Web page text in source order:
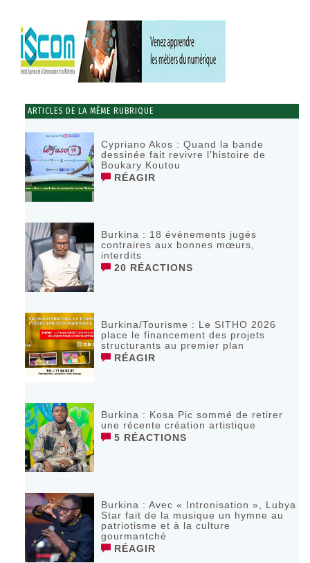
ARTICLES DE LA MÊME RUBRIQUE
Cypriano Akos : Quand la bande
dessinée fait revivre l’histoire de
Boukary Koutou
RÉAGIR
Burkina : 18 événements jugés
contraires aux bonnes mœurs,
interdits
20 RÉACTIONS
Burkina/Tourisme : Le SITHO 2026
place le financement des projets
structurants au premier plan
RÉAGIR
Burkina : Kosa Pic sommé de retirer
une récente création artistique
5 RÉACTIONS
Burkina : Avec « Intronisation », Lubya
Star fait de la musique un hymne au
patriotisme et à la culture
gourmantché
RÉAGIR